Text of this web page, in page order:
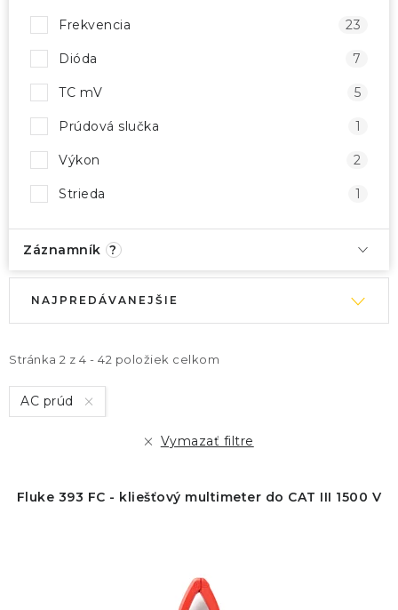
Frekvencia 23
Dióda 7
TC mV 5
Prúdová slučka 1
Výkon 2
Strieda 1
Záznamník ?
i
s
p
d
Stránka 2 z 4 - 42 položiek celkom
e
n
i
NAJPREDÁVANEJŠIE
AC prúd
Vymazať filtre
Fluke 393 FC - kliešťový multimeter do CAT III 1500 V